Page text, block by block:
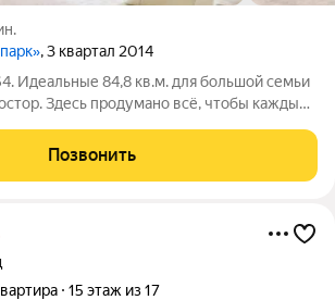
, 3 квартал 2014
Идеальные 84,8 кв.м. для большой семьи
Здесь продумано всё, чтобы каждый
Позвонить
15 этаж из 17